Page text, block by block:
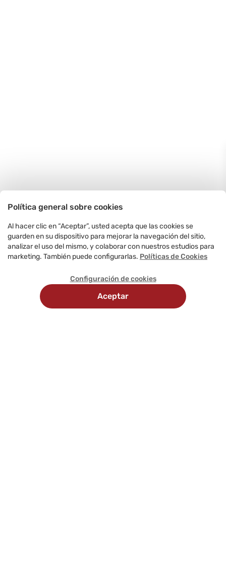
Política general sobre cookies
Al hacer clic en “Aceptar”, usted acepta que las cookies se
guarden en su dispositivo para mejorar la navegación del sitio,
analizar el uso del mismo, y colaborar con nuestros estudios para
marketing. También puede configurarlas. Políticas de Cookies
Configuración de cookies
Aceptar